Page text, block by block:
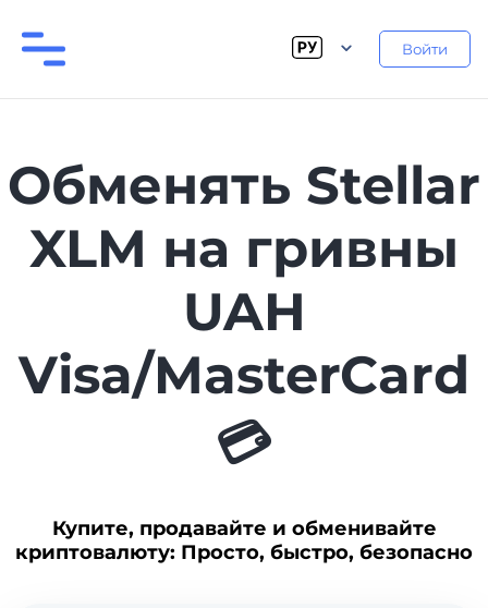
Войти
Обменять Stellar
XLM на гривны
UAH
Visa/MasterCard
💳
Купите, продавайте и обменивайте
криптовалюту: Просто, быстро, безопасно